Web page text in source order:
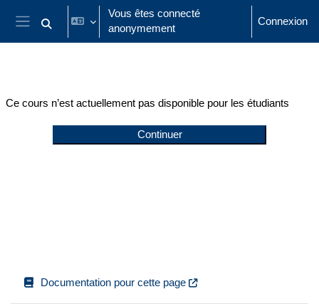
Passer au contenu principal
Panneau latéral
Activer/désactiver la saisie de recherche
Vous êtes connecté
anonymement
Connexion
Ce cours n’est actuellement pas disponible pour les étudiants
Continuer
Documentation pour cette page